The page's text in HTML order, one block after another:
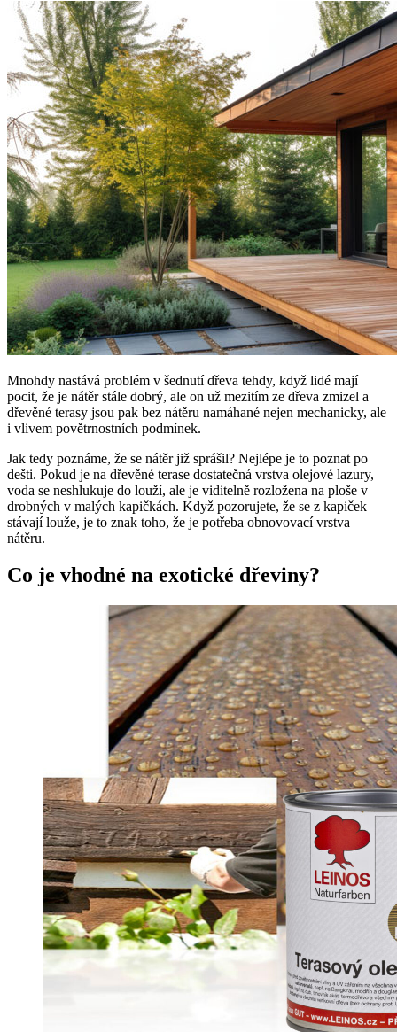
Mnohdy nastává problém v šednutí dřeva tehdy, když lidé mají
pocit, že je nátěr stále dobrý, ale on už mezitím ze dřeva zmizel a
dřevěné terasy jsou pak bez nátěru namáhané nejen mechanicky, ale
i vlivem povětrnostních podmínek.
Jak tedy poznáme, že se nátěr již sprášil? Nejlépe je to poznat po
dešti. Pokud je na dřevěné terase dostatečná vrstva olejové lazury,
voda se neshlukuje do louží, ale je viditelně rozložena na ploše v
drobných v malých kapičkách. Když pozorujete, že se z kapiček
stávají louže, je to znak toho, že je potřeba obnovovací vrstva
nátěru.
Co je vhodné na exotické dřeviny?